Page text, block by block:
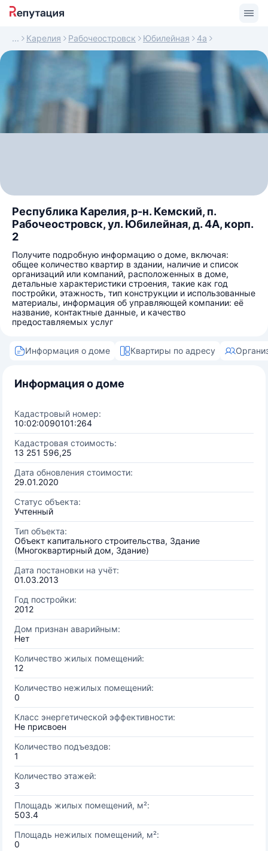
Карелия Рабочеостровск Юбилейная 4а
Республика Карелия, р-н. Кемский, п.
Рабочеостровск, ул. Юбилейная, д. 4А, корп.
2
Получите подробную информацию о доме, включая:
общее количество квартир в здании, наличие и список
организаций или компаний, расположенных в доме,
детальные характеристики строения, такие как год
постройки, этажность, тип конструкции и использованные
материалы, информация об управляющей компании: её
название, контактные данные, и качество
предоставляемых услуг
Информация о доме Квартиры по адресу
Информация о доме
Кадастровый номер:
10:02:0090101:264
Кадастровая стоимость:
13 251 596,25
Дата обновления стоимости:
29.01.2020
Статус объекта:
Учтенный
Тип объекта:
Объект капитального строительства, Здание
(Многоквартирный дом, Здание)
Дата постановки на учёт:
01.03.2013
Год постройки:
2012
Дом признан аварийным:
Нет
Количество жилых помещений:
12
Количество нежилых помещений:
0
Класс энергетической эффективности:
Не присвоен
Количество подъездов:
1
Количество этажей:
3
Площадь жилых помещений, м²:
503.4
Площадь нежилых помещений, м²:
0